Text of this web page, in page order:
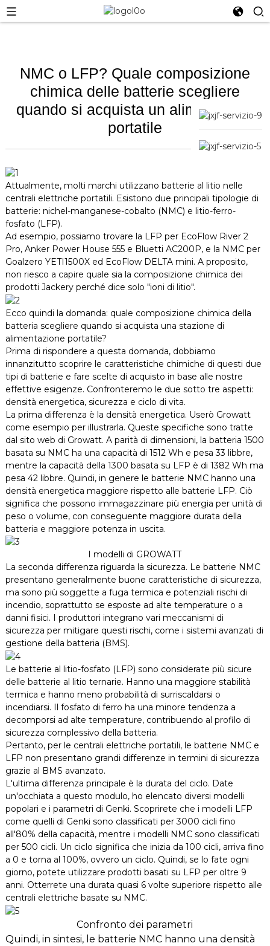
NMC o LFP? Quale composizione
chimica delle batterie scegliere
quando si acquista un alimentatore
portatile
Attualmente, molti marchi utilizzano batterie al litio nelle
centrali elettriche portatili. Esistono due principali tipologie di
batterie: nichel-manganese-cobalto (NMC) e litio-ferro-
fosfato (LFP).
Ad esempio, possiamo trovare la LFP per EcoFlow River 2
Pro, Anker Power House 555 e Bluetti AC200P, e la NMC per
Goalzero YETI1500X ed EcoFlow DELTA mini. A proposito,
non riesco a capire quale sia la composizione chimica dei
prodotti Jackery perché dice solo "ioni di litio".
Ecco quindi la domanda: quale composizione chimica della
batteria scegliere quando si acquista una stazione di
alimentazione portatile?
Prima di rispondere a questa domanda, dobbiamo
innanzitutto scoprire le caratteristiche chimiche di questi due
tipi di batterie e fare scelte di acquisto in base alle nostre
effettive esigenze. Confronteremo le due sotto tre aspetti:
densità energetica, sicurezza e ciclo di vita.
La prima differenza è la densità energetica. Userò Growatt
come esempio per illustrarla. Queste specifiche sono tratte
dal sito web di Growatt. A parità di dimensioni, la batteria 1500
basata su NMC ha una capacità di 1512 Wh e pesa 33 libbre,
mentre la capacità della 1300 basata su LFP è di 1382 Wh ma
pesa 42 libbre. Quindi, in genere le batterie NMC hanno una
densità energetica maggiore rispetto alle batterie LFP. Ciò
significa che possono immagazzinare più energia per unità di
peso o volume, con conseguente maggiore durata della
batteria e maggiore potenza in uscita.
I modelli di GROWATT
La seconda differenza riguarda la sicurezza. Le batterie NMC
presentano generalmente buone caratteristiche di sicurezza,
ma sono più soggette a fuga termica e potenziali rischi di
incendio, soprattutto se esposte ad alte temperature o a
danni fisici. I produttori integrano vari meccanismi di
sicurezza per mitigare questi rischi, come i sistemi avanzati di
gestione della batteria (BMS).
Le batterie al litio-fosfato (LFP) sono considerate più sicure
delle batterie al litio ternarie. Hanno una maggiore stabilità
termica e hanno meno probabilità di surriscaldarsi o
incendiarsi. Il fosfato di ferro ha una minore tendenza a
decomporsi ad alte temperature, contribuendo al profilo di
sicurezza complessivo della batteria.
Pertanto, per le centrali elettriche portatili, le batterie NMC e
LFP non presentano grandi differenze in termini di sicurezza
grazie al BMS avanzato.
L'ultima differenza principale è la durata del ciclo. Date
un'occhiata a questo modulo, ho elencato diversi modelli
popolari e i parametri di Genki. Scoprirete che i modelli LFP
come quelli di Genki sono classificati per 3000 cicli fino
all'80% della capacità, mentre i modelli NMC sono classificati
per 500 cicli. Un ciclo significa che inizia da 100 cicli, arriva fino
a 0 e torna al 100%, ovvero un ciclo. Quindi, se lo fate ogni
giorno, potete utilizzare prodotti basati su LFP per oltre 9
anni. Otterrete una durata quasi 6 volte superiore rispetto alle
centrali elettriche basate su NMC.
Confronto dei parametri
Quindi, in sintesi, le batterie NMC hanno una densità